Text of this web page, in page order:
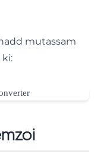
mutassam
ki: